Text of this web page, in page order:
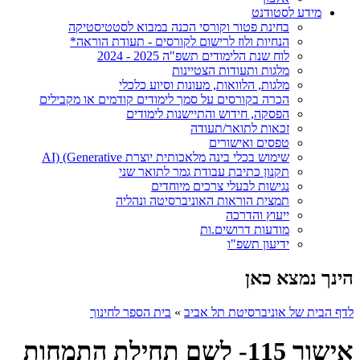
מידע לסטודנט
בחינת פטור וקורסי הכנה במבוא לסטטיסטיקה
הנחיות ולוז לרישום לקורסים - תעודת הוראה*
לוח שנת הלימודים תשפ"ה 2025 - 2024
מלגות ותעודות הצטיינות
מלגות, הלוואות, מעונות וסיוע כלכלי
הכרה בקורסים על סמך לימודים קודמים או מקבילים
הפסקה, חידוש והתיישנות לימודים
זכאות לתואר/תעודה
טפסים ואישורים
שימוש בכלי בינה מלאכותית יוצרת AI) (Generative
תקנון כתיבת עבודת גמר לתואר שני
נגישות לבעלי צרכים מיוחדים
תמצית הוראות האוניברסיטה ונהליה
ייעוץ והדרכה
מודעות דרושים.ות
ידיעון תשפ"ו
הינך נמצא כאן
לדף הבית של אוניברסיטת תל אביב » בית הספר לחינוך
אישור 115- לשם תחילת התמחות